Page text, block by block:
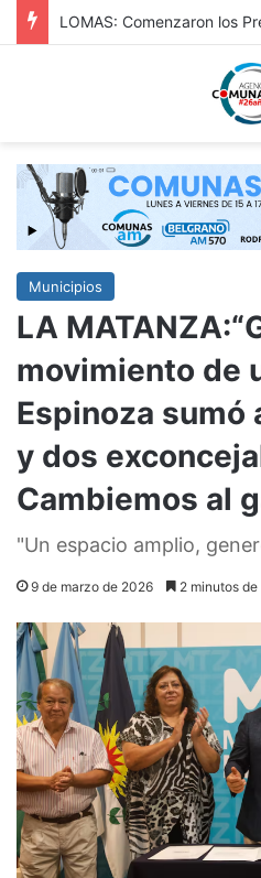
Municipios
LA
movimiento de
Espinoza sumó
y dos
Cambiemos al
"Un espacio amplio,
9 de marzo de 2026 2 minutos